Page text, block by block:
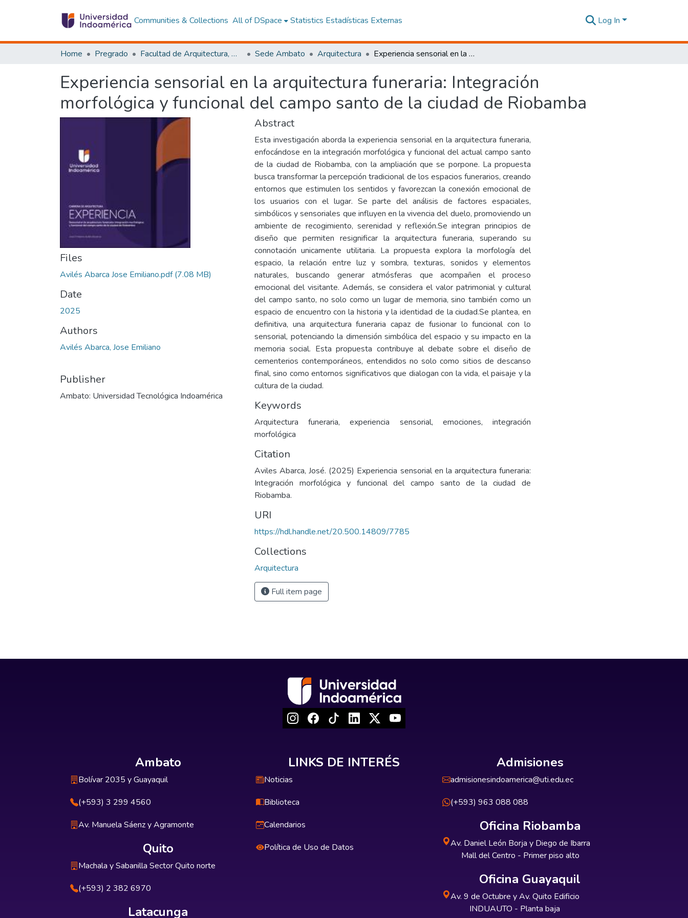
Communities & Collections All of DSpace Statistics Estadísticas Externas Log In
Home Pregrado Facultad de Arquitectura, Artes y Diseño Sede Ambato Arquitectura Experiencia sensorial en la arquitectura funeraria: Integración morfológica y funcional del campo santo de la ciudad de Riobamba
Experiencia sensorial en la arquitectura funeraria: Integración
morfológica y funcional del campo santo de la ciudad de Riobamba
Files
Avilés Abarca Jose Emiliano.pdf(7.08 MB)
Date
2025
Authors
Avilés Abarca, Jose Emiliano
Publisher
Ambato: Universidad Tecnológica Indoamérica
Abstract
Esta investigación aborda la experiencia sensorial en la arquitectura funeraria,
enfocándose en la integración morfológica y funcional del actual campo santo
de la ciudad de Riobamba, con la ampliación que se porpone. La propuesta
busca transformar la percepción tradicional de los espacios funerarios, creando
entornos que estimulen los sentidos y favorezcan la conexión emocional de
los usuarios con el lugar. Se parte del análisis de factores espaciales,
simbólicos y sensoriales que influyen en la vivencia del duelo, promoviendo un
ambiente de recogimiento, serenidad y reflexión.Se integran principios de
diseño que permiten resignificar la arquitectura funeraria, superando su
connotación unicamente utilitaria. La propuesta explora la morfología del
espacio, la relación entre luz y sombra, texturas, sonidos y elementos
naturales, buscando generar atmósferas que acompañen el proceso
emocional del visitante. Además, se considera el valor patrimonial y cultural
del campo santo, no solo como un lugar de memoria, sino también como un
espacio de encuentro con la historia y la identidad de la ciudad.Se plantea, en
definitiva, una arquitectura funeraria capaz de fusionar lo funcional con lo
sensorial, potenciando la dimensión simbólica del espacio y su impacto en la
memoria social. Esta propuesta contribuye al debate sobre el diseño de
cementerios contemporáneos, entendidos no solo como sitios de descanso
final, sino como entornos significativos que dialogan con la vida, el paisaje y la
cultura de la ciudad.
Keywords
Arquitectura funeraria, experiencia sensorial, emociones, integración
morfológica
Citation
Aviles Abarca, José. (2025) Experiencia sensorial en la arquitectura funeraria:
Integración morfológica y funcional del campo santo de la ciudad de
Riobamba.
URI
https://hdl.handle.net/20.500.14809/7785
Collections
Arquitectura
Full item page
Ambato
Bolívar 2035 y Guayaquil
(+593) 3 299 4560
Av. Manuela Sáenz y Agramonte
Quito
Machala y Sabanilla Sector Quito norte
(+593) 2 382 6970
Latacunga
LINKS DE INTERÉS
Noticias
Biblioteca
Calendarios
Política de Uso de Datos
Admisiones
admisionesindoamerica@uti.edu.ec
(+593) 963 088 088
Oficina Riobamba
Av. Daniel León Borja y Diego de Ibarra
Mall del Centro - Primer piso alto
Oficina Guayaquil
Av. 9 de Octubre y Av. Quito Edificio
INDUAUTO - Planta baja